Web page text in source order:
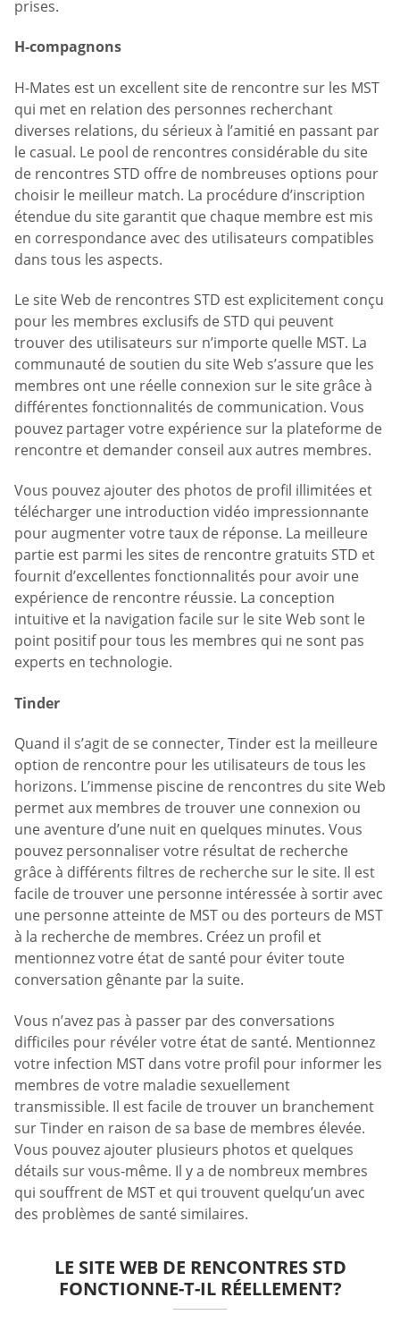
prises.
H-compagnons
H-Mates est un excellent site de rencontre sur les MST
qui met en relation des personnes recherchant
diverses relations, du sérieux à l’amitié en passant par
le casual. Le pool de rencontres considérable du site
de rencontres STD offre de nombreuses options pour
choisir le meilleur match. La procédure d’inscription
étendue du site garantit que chaque membre est mis
en correspondance avec des utilisateurs compatibles
dans tous les aspects.
Le site Web de rencontres STD est explicitement conçu
pour les membres exclusifs de STD qui peuvent
trouver des utilisateurs sur n’importe quelle MST. La
communauté de soutien du site Web s’assure que les
membres ont une réelle connexion sur le site grâce à
différentes fonctionnalités de communication. Vous
pouvez partager votre expérience sur la plateforme de
rencontre et demander conseil aux autres membres.
Vous pouvez ajouter des photos de profil illimitées et
télécharger une introduction vidéo impressionnante
pour augmenter votre taux de réponse. La meilleure
partie est parmi les sites de rencontre gratuits STD et
fournit d’excellentes fonctionnalités pour avoir une
expérience de rencontre réussie. La conception
intuitive et la navigation facile sur le site Web sont le
point positif pour tous les membres qui ne sont pas
experts en technologie.
Tinder
Quand il s’agit de se connecter, Tinder est la meilleure
option de rencontre pour les utilisateurs de tous les
horizons. L’immense piscine de rencontres du site Web
permet aux membres de trouver une connexion ou
une aventure d’une nuit en quelques minutes. Vous
pouvez personnaliser votre résultat de recherche
grâce à différents filtres de recherche sur le site. Il est
facile de trouver une personne intéressée à sortir avec
une personne atteinte de MST ou des porteurs de MST
à la recherche de membres. Créez un profil et
mentionnez votre état de santé pour éviter toute
conversation gênante par la suite.
Vous n’avez pas à passer par des conversations
difficiles pour révéler votre état de santé. Mentionnez
votre infection MST dans votre profil pour informer les
membres de votre maladie sexuellement
transmissible. Il est facile de trouver un branchement
sur Tinder en raison de sa base de membres élevée.
Vous pouvez ajouter plusieurs photos et quelques
détails sur vous-même. Il y a de nombreux membres
qui souffrent de MST et qui trouvent quelqu’un avec
des problèmes de santé similaires.
LE SITE WEB DE RENCONTRES STD
FONCTIONNE-T-IL RÉELLEMENT?